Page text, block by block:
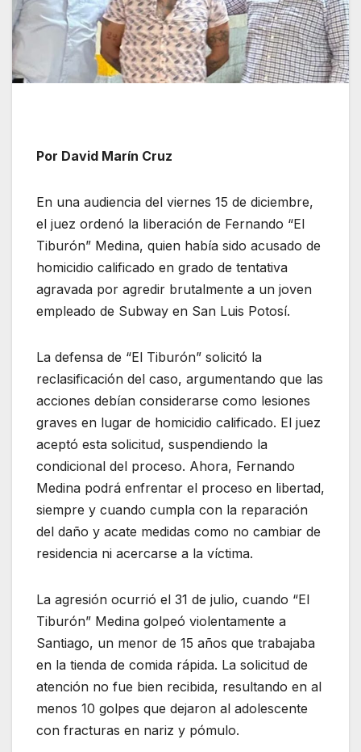
Por David Marín Cruz
En una audiencia del viernes 15 de diciembre,
el juez ordenó la liberación de Fernando “El
Tiburón” Medina, quien había sido acusado de
homicidio calificado en grado de tentativa
agravada por agredir brutalmente a un joven
empleado de Subway en San Luis Potosí.
La defensa de “El Tiburón” solicitó la
reclasificación del caso, argumentando que las
acciones debían considerarse como lesiones
graves en lugar de homicidio calificado. El juez
aceptó esta solicitud, suspendiendo la
condicional del proceso. Ahora, Fernando
Medina podrá enfrentar el proceso en libertad,
siempre y cuando cumpla con la reparación
del daño y acate medidas como no cambiar de
residencia ni acercarse a la víctima.
La agresión ocurrió el 31 de julio, cuando “El
Tiburón” Medina golpeó violentamente a
Santiago, un menor de 15 años que trabajaba
en la tienda de comida rápida. La solicitud de
atención no fue bien recibida, resultando en al
menos 10 golpes que dejaron al adolescente
con fracturas en nariz y pómulo.